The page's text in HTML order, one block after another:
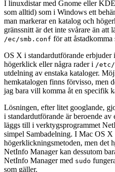
I linuxdistar med Gnome eller
som alltid) som i Windows ett
man markerar en katalog och
gränssnitt är det inte svårare än att
/ec/smb.conf för att åstadkomma
OS X i standardutförande erbjuder
högerklick eller några rader i /etc/
utdelning av enstaka kataloger.
hemkatalogen finns förvisso, men
jag bara vill komma åt en specifik
Lösningen, efter litet googlande,
i standardutförande är beroende av
läggs till i verktygsprogrammet
simpel Sambadelning. I Mac OS X
högerklickningsmetoden, men det
NetInfo Manager kan dessutom
NetInfo Manager med sudo
som gäller.